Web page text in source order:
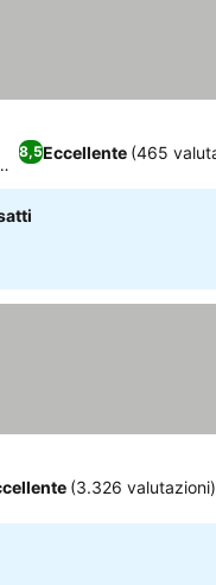
8,5Eccellente (465
(3.326 valutazioni)